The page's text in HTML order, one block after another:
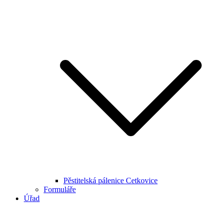
Pěstitelská pálenice Cetkovice
Formuláře
Úřad